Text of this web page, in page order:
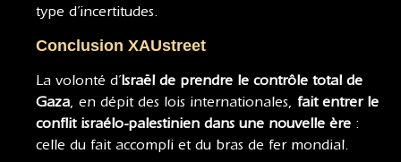
type d’incertitudes.
Conclusion XAUstreet
La volonté d’Israël de prendre le contrôle total de
Gaza, en dépit des lois internationales, fait entrer le
conflit israélo-palestinien dans une nouvelle ère :
celle du fait accompli et du bras de fer mondial.